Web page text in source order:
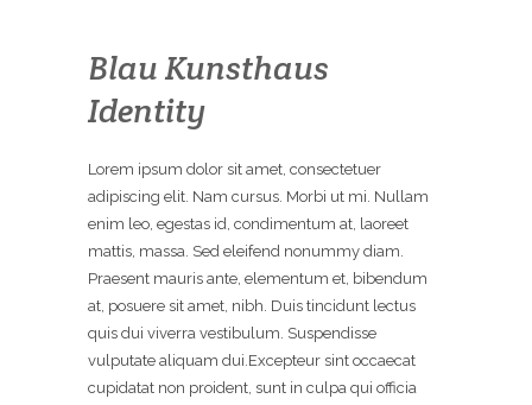
Blau Kunsthaus
Identity
Lorem ipsum dolor sit amet, consectetuer
adipiscing elit. Nam cursus. Morbi ut mi. Nullam
enim leo, egestas id, condimentum at, laoreet
mattis, massa. Sed eleifend nonummy diam.
Praesent mauris ante, elementum et, bibendum
at, posuere sit amet, nibh. Duis tincidunt lectus
quis dui viverra vestibulum. Suspendisse
vulputate aliquam dui.Excepteur sint occaecat
cupidatat non proident, sunt in culpa qui officia